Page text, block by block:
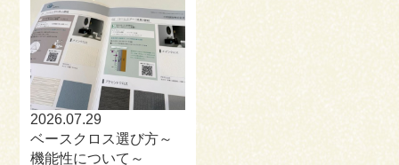
2026.07.29
ベースクロス選び方～
機能性について～